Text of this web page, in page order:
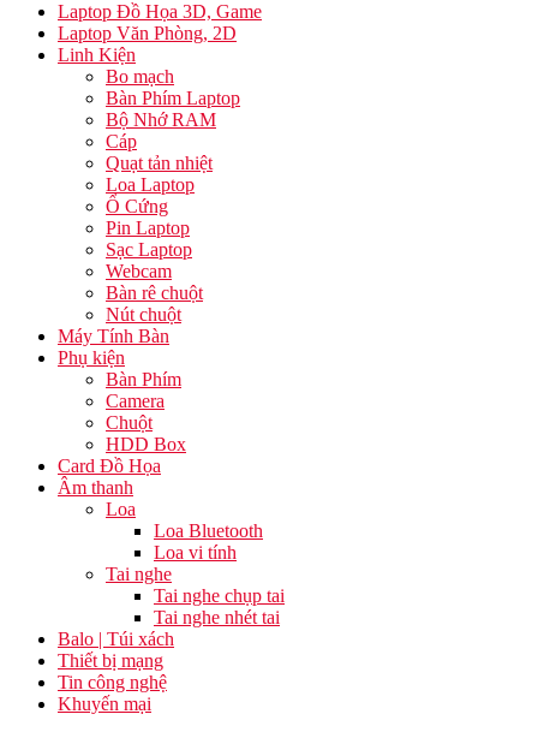
Laptop Đồ Họa 3D, Game
Laptop Văn Phòng, 2D
Linh Kiện
Bo mạch
Bàn Phím Laptop
Bộ Nhớ RAM
Cáp
Quạt tản nhiệt
Loa Laptop
Ổ Cứng
Pin Laptop
Sạc Laptop
Webcam
Bàn rê chuột
Nút chuột
Máy Tính Bàn
Phụ kiện
Bàn Phím
Camera
Chuột
HDD Box
Card Đồ Họa
Âm thanh
Loa
Loa Bluetooth
Loa vi tính
Tai nghe
Tai nghe chụp tai
Tai nghe nhét tai
Balo | Túi xách
Thiết bị mạng
Tin công nghệ
Khuyến mại